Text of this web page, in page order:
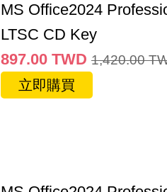
MS Office2024
LTSC CD Key
897.00 TWD 1,420.00
立即購買